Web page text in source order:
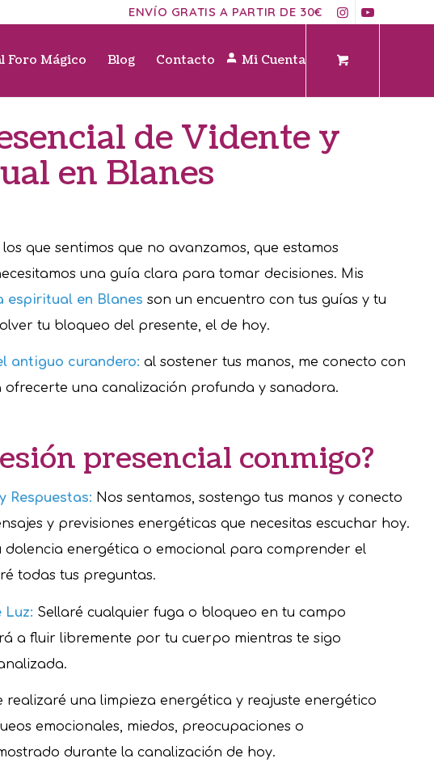
ENVÍO GRATIS A PARTIR DE 30€
Foro Mágico Blog Contacto Mi Cuenta
de Vidente y
en Blanes
que sentimos que no avanzamos, que estamos
una guía clara para tomar decisiones. Mis
espiritual en Blanes son un encuentro con tus guías y tu
tu bloqueo del presente, el de hoy.
antiguo curandero: al sostener tus manos, me conecto con
ofrecerte una canalización profunda y sanadora.
presencial conmigo?
Respuestas: Nos sentamos, sostengo tus manos y conecto
y previsiones energéticas que necesitas escuchar hoy.
dolencia energética o emocional para comprender el
todas tus preguntas.
Luz: Sellaré cualquier fuga o bloqueo en tu campo
a fluir libremente por tu cuerpo mientras te sigo
realizaré una limpieza energética y reajuste energético
emocionales, miedos, preocupaciones o
durante la canalización de hoy.